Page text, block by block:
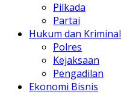
Pilkada
Partai
Hukum dan Kriminal
Polres
Kejaksaan
Pengadilan
Ekonomi Bisnis